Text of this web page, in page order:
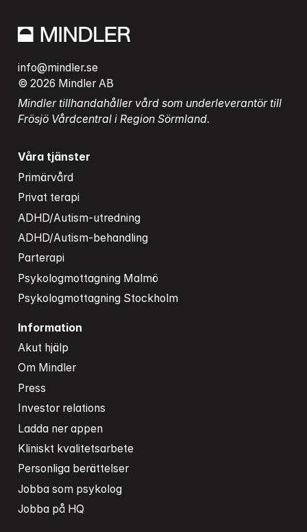
info@mindler.se
© 2026 Mindler AB
Mindler tillhandahåller vård som underleverantör till
Frösjö Vårdcentral i Region Sörmland.
Våra tjänster
Primärvård
Privat terapi
ADHD/Autism-utredning
ADHD/Autism-behandling
Parterapi
Psykologmottagning Malmö
Psykologmottagning Stockholm
Information
Akut hjälp
Om Mindler
Press
Investor relations
Ladda ner appen
Kliniskt kvalitetsarbete
Personliga berättelser
Jobba som psykolog
Jobba på HQ